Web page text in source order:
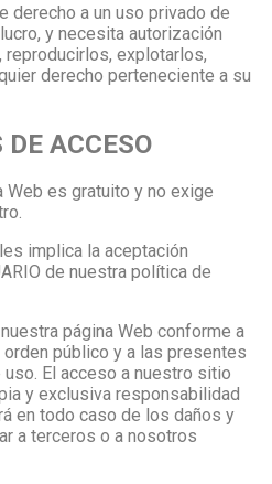
derecho a un uso privado de
y necesita autorización
explotarlos,
derecho perteneciente a su
DE ACCESO
Web es gratuito y no exige
implica la aceptación
de nuestra política de
página Web conforme a
orden público y a las presentes
El acceso a nuestro sitio
y exclusiva responsabilidad
en todo caso de los daños y
a terceros o a nosotros